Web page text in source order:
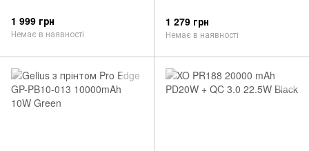
1 999 грн
Немає в наявності
1 279 грн
Немає в наявності